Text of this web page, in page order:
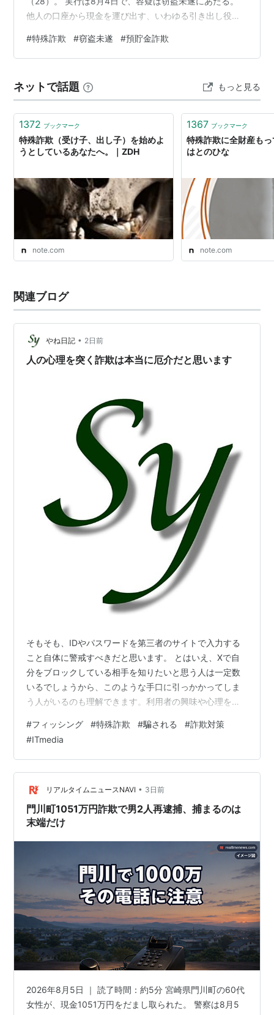
他人の口座から現金を運び出す、いわゆる引き出し役
見えていない。 では、なぜ捕まるのはいつも、ATMの前
に立つ末端ばかりなのか。 この記事でわかること 暗証番
電話で奪われた なぜ詐欺ではなく窃盗未遂なのか 「犯罪
じゃない」は言い訳になるか 受け子6割・主犯69人とい
う偏り …
#特殊詐欺 #窃盗未遂 #預貯金詐欺
ネットで話題 もっと見る
1372 ブックマーク
特殊詐欺（受け子、出し子）を始めよ
うとしているあなたへ。｜ZDH
note.com
1367 ブックマーク
特殊詐欺に全財産も
はとのひな
note.com
関連ブログ
やね日記 • 2日前
人の心理を突く詐欺は本当に厄介だと思います
そもそも、IDやパスワードを第三者のサイトで入力する
こと自体に警戒すべきだと思います。 とはいえ、Xで自
分をブロックしている相手を知りたいと思う人は一定数
いるでしょうから、このような手口に引っかかってしま
う人がいるのも理解できます。利用者の興味や心理を巧
るものがありますね。 特殊詐欺と同じように、だます側
は次々と新しい手口を考えてきます。 どれだけ注意して
いても、油断すれば被害に遭う可能性は誰にでもあるで
しょう。だからこそ、IDやパスワードのように他人に知
られてはいけない情報は、安易に入力しないという基本
を徹底することが何より大切だと思います。…
#フィッシング #特殊詐欺 #騙される #詐欺対策
#ITmedia
リアルタイムニュースNAVI • 3日前
門川町1051万円詐欺で男2人再逮捕、捕まるのは
末端だけ
2026年8月5日 ｜ 読了時間：約5分 宮崎県門川町の60代
女性が、現金1051万円をだまし取られた。 警察は8月5